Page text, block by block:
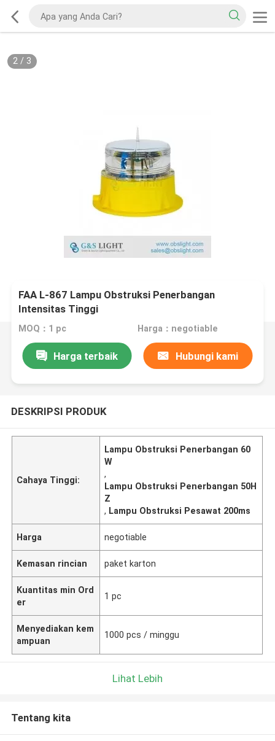
2/ 3
FAA L-867 Lampu Obstruksi Penerbangan
Intensitas Tinggi
MOQ：1 pc Harga：negotiable
Harga terbaik Hubungi kami
DESKRIPSI PRODUK
Cahaya Tinggi:
Lampu Obstruksi Penerbangan 60
W
,
Lampu Obstruksi Penerbangan 50H
Z
, Lampu Obstruksi Pesawat 200ms
Harga negotiable
Kemasan rincian paket karton
Kuantitas min Ord
er
1 pc
Menyediakan kem
ampuan
1000 pcs / minggu
Lihat Lebih
Tentang kita